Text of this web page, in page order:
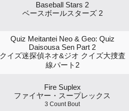
Baseball Stars 2
ベースボールスターズ 2
Quiz Meitantei Neo & Geo: Quiz
Daisousa Sen Part 2
クイズ迷探偵ネオ&ジオ クイズ大捜査
線パート2
Fire Suplex
ファイヤー・スープレックス
3 Count Bout